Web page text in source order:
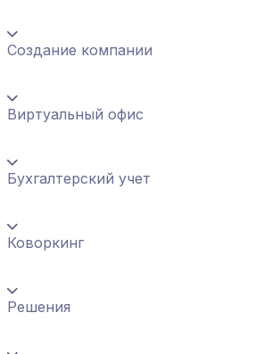
Создание компании
Виртуальный офис
Бухгалтерский учет
Коворкинг
Решения